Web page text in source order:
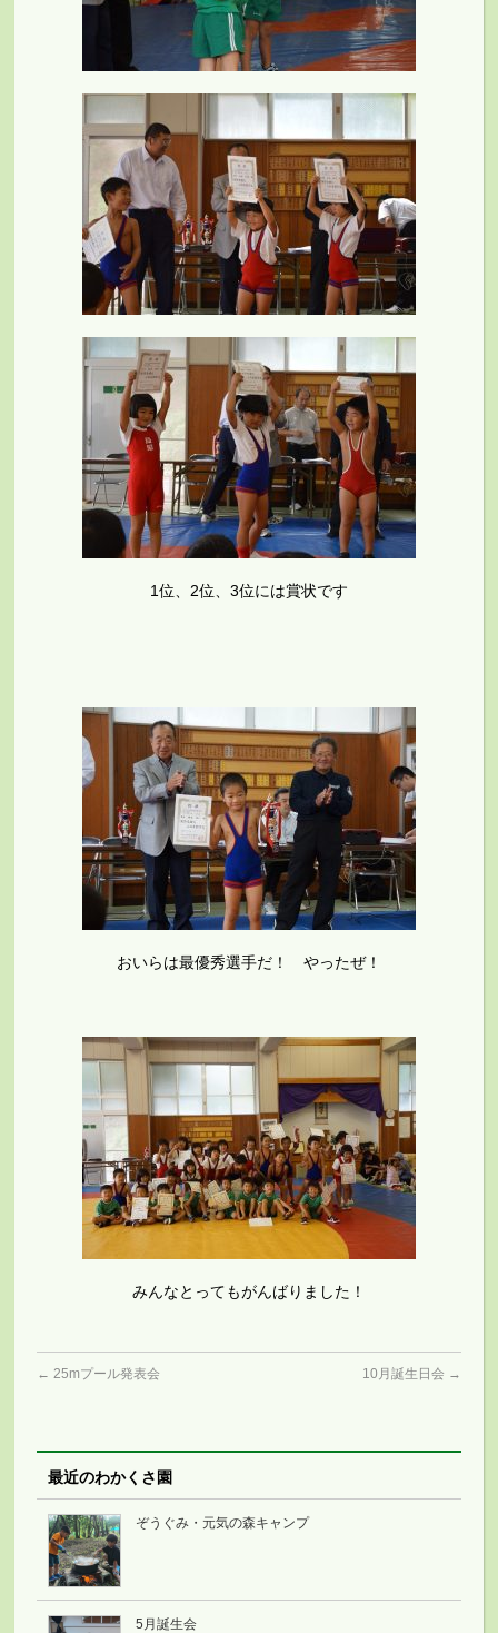
1位、2位、3位には賞状です
おいらは最優秀選手だ！ やったぜ！
みんなとってもがんばりました！
← 25mプール発表会 10月誕生日会 →
最近のわかくさ園
ぞうぐみ・元気の森キャンプ
5月誕生会